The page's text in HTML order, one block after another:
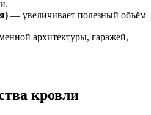
— увеличивает полезный объём
архитектуры, гаражей,
кровли